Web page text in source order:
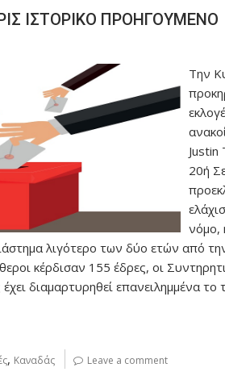
ΙΣΤΟΡΙΚΟ ΠΡΟΗΓΟΥΜΕΝΟ
Την
Justin
20ή
νόμο,
λιγότερο των δύο ετών από
κέρδισαν 155 έδρες, οι
διαμαρτυρηθεί επανειλημμένα το
, Καναδάς Leave a comment